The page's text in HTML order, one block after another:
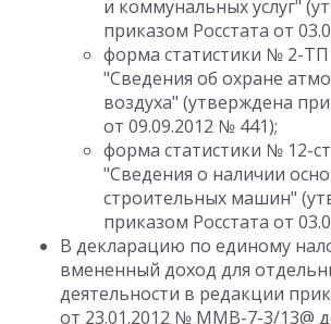
и коммунальных услуг"
приказом Росстата от
форма статистики № 2-ТП
"Сведения об охране
воздуха" (утверждена
от 09.09.2012 № 441);
форма статистики № 12-
"Сведения о наличии
строительных машин"
приказом Росстата от
В декларацию по единому
вмененный доход для
деятельности в редакции
от 23.01.2012 № ММВ-7-3/13@